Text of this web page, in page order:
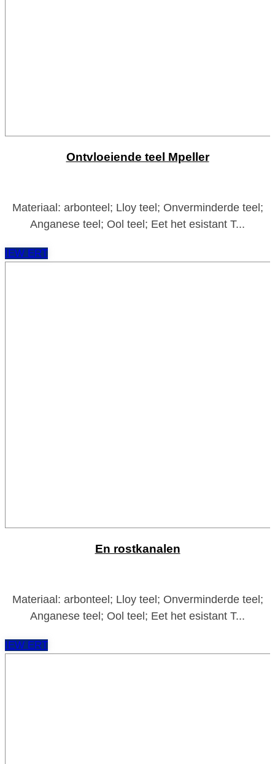
Ontvloeiende teel Mpeller
Materiaal: arbonteel; Lloy teel; Onverminderde teel;
Anganese teel; Ool teel; Eet het esistant T...
IEW ERT
En rostkanalen
Materiaal: arbonteel; Lloy teel; Onverminderde teel;
Anganese teel; Ool teel; Eet het esistant T...
IEW ERT